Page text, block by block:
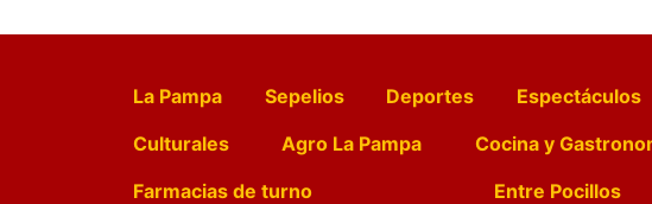
La Pampa Sepelios Deportes Espectáculos
Culturales
Agro La Pampa Cocina y
Farmacias de turno
Entre Pocillos